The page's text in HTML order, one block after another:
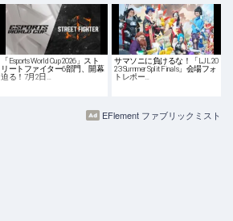
「Esports World Cup 2026」スト
リートファイター6部門、開幕
迫る！7月2日…
サマソニに負けるな！「LJL 20
23 Summer Split Finals」会場フォ
トレポー…
EFlement ファブリックミスト